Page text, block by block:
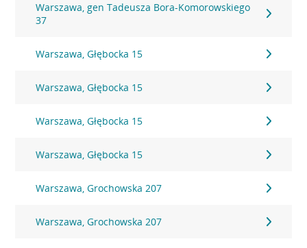
Warszawa, gen Tadeusza Bora-Komorowskiego
37
Warszawa, Głębocka 15
Warszawa, Głębocka 15
Warszawa, Głębocka 15
Warszawa, Głębocka 15
Warszawa, Grochowska 207
Warszawa, Grochowska 207